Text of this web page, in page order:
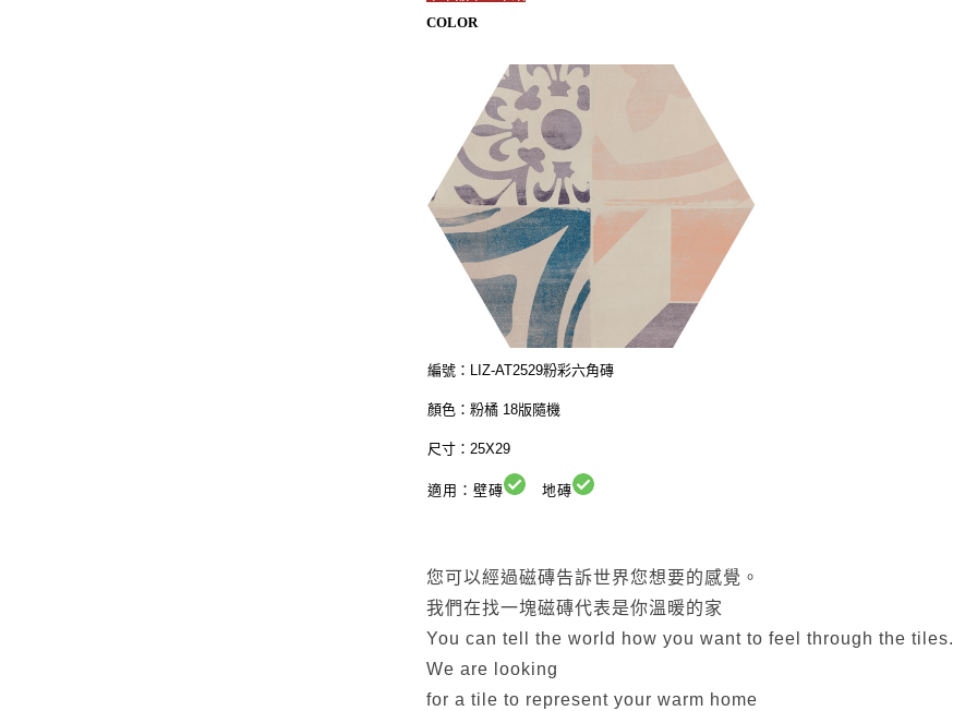
COLOR
編號：LIZ-AT2529粉彩六角磚
顏色：粉橘 18版隨機
尺寸：25X29
適用：壁磚 地磚
您可以經過磁磚告訴世界您想要的感覺。
我們在找一塊磁磚代表是你溫暖的家
You can tell the world how you want to feel through the tiles.
We are looking
for a tile to represent your warm home